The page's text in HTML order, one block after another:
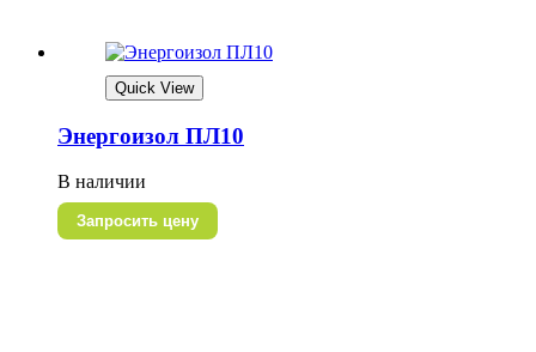
Quick View
Энергоизол ПЛ10
В наличии
Запросить цену